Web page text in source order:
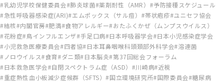
乳幼児学校保健委員会 肺炎球菌 薬剤耐性（AMR）
予防接種スケジュール
急性呼吸器感染症(ARI) エムポックス（サル痘） 帯状疱疹 ユニセフ協会
結核 内閣官房 肥満 食物アレルギー おたふくかぜ（ムンプスウイルス）
花粉症 鳥インフルエンザ 手足口病 日本呼吸器学会 日本小児感染症学会
小児救急医療委員会 四者協 日本耳鼻咽喉科頭頚部外科学会 溶連菌
ノロウイルス 食育 ダニ類 日本脳炎 第37回総会フォーラム
日本救急医学会 自閉スペクトラム症（ASD） 川崎病 近視
重症熱性血小板減少症候群（SFTS） 国立環境研究所 国際委員会 糖尿病